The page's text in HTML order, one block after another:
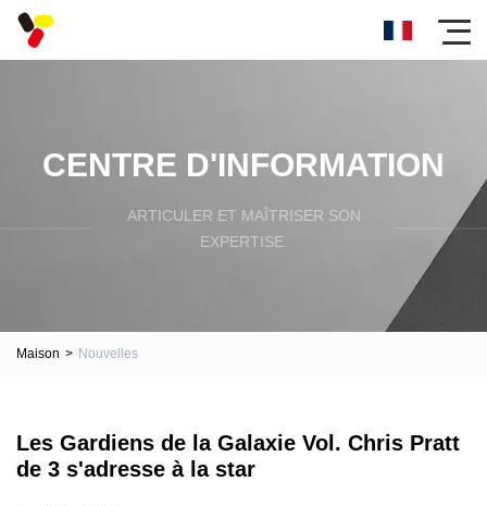
CENTRE D'INFORMATION
ARTICULER ET MAÎTRISER SON
EXPERTISE.
Maison > Nouvelles
Les Gardiens de la Galaxie Vol. Chris Pratt
de 3 s'adresse à la star